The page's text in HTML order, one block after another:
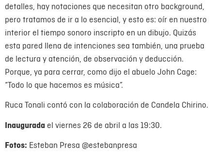
detalles, hay notaciones que necesitan otro background,
pero tratamos de ir a lo esencial, y esto es: oír en nuestro
interior el tiempo sonoro inscripto en un dibujo. Quizás
esta pared llena de intenciones sea también, una prueba
de lectura y atención, de observación y deducción.
Porque, ya para cerrar, como dijo el abuelo John Cage:
“Todo lo que hacemos es música”.
Ruca Tonali contó con la colaboración de Candela Chirino.
Inaugurada el viernes 26 de abril a las 19:30.
Fotos: Esteban Presa @estebanpresa